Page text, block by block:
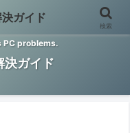
サイトです。 This site helps
PC problems.
決ガイド
ガイド
検索